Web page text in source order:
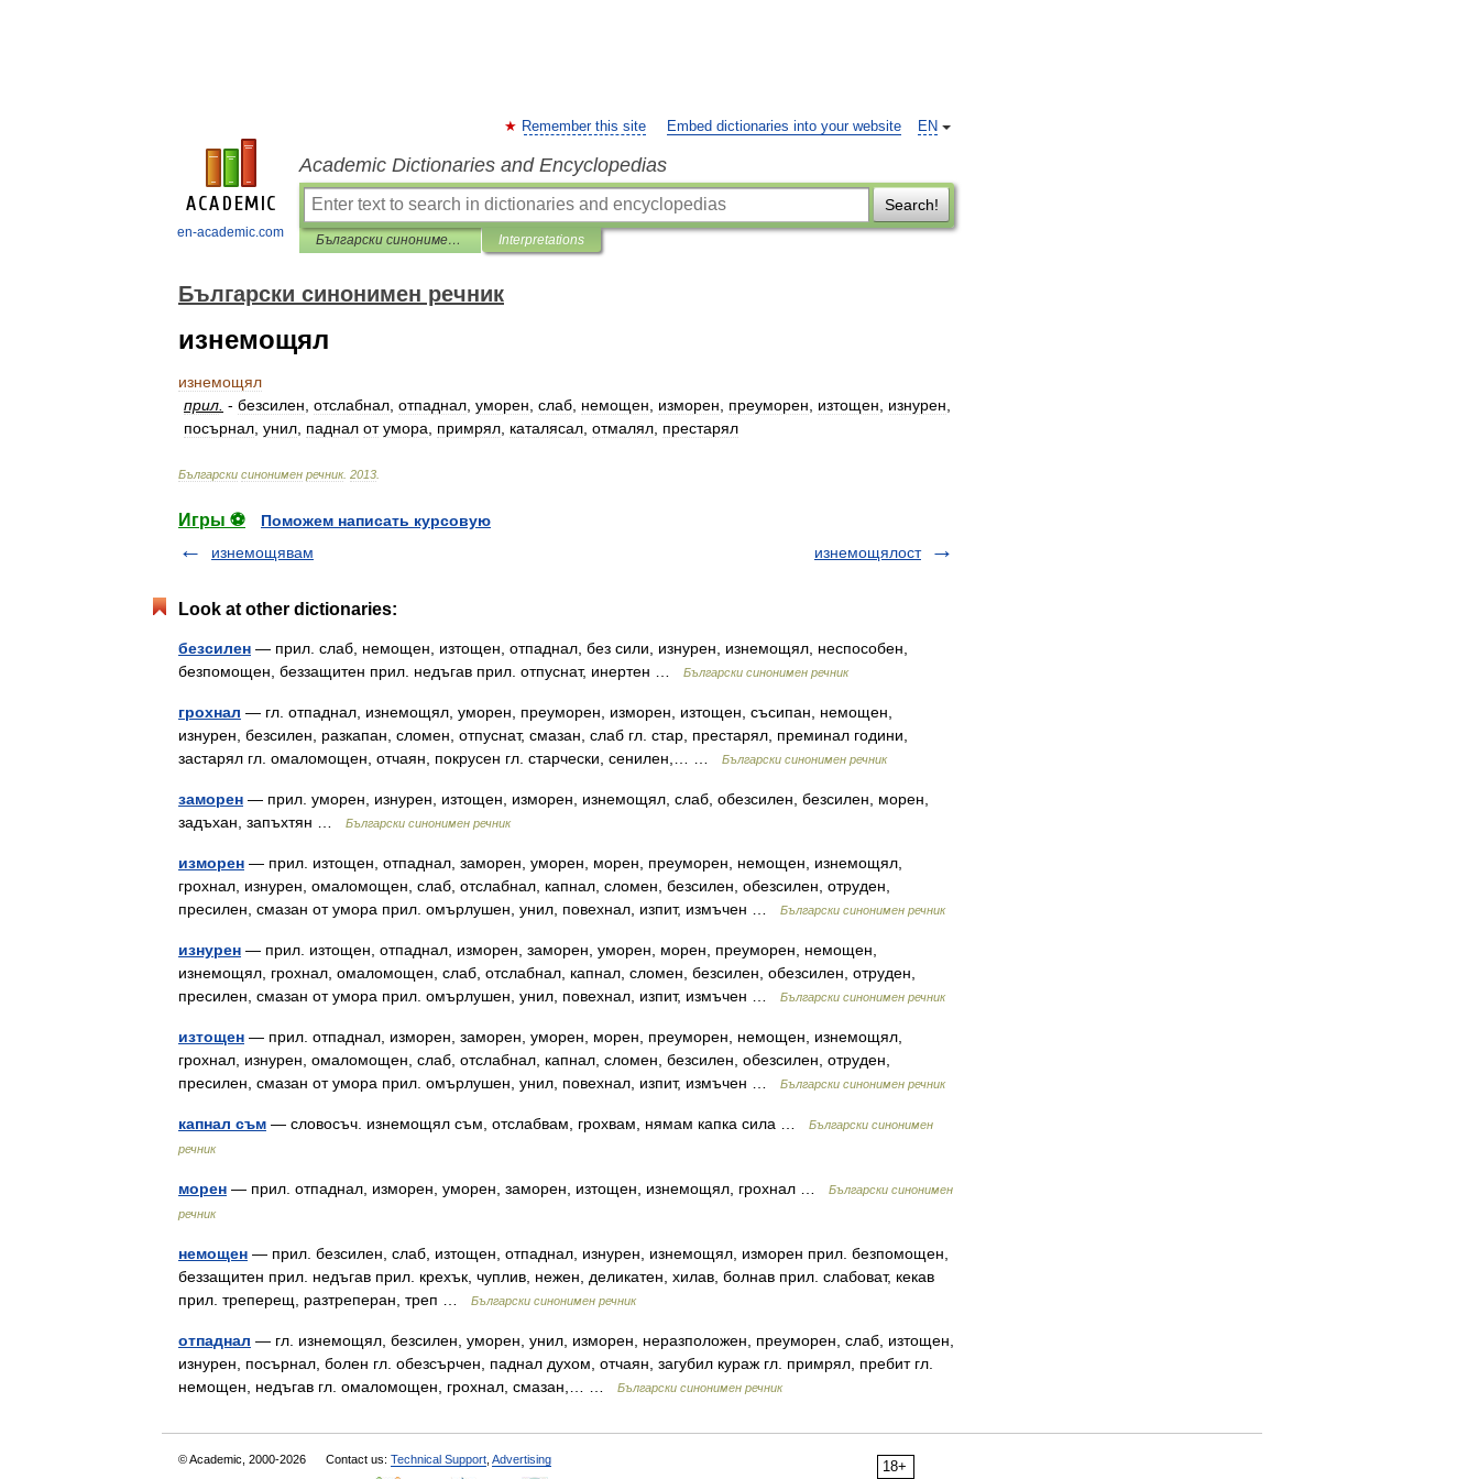
en-academic.com
EN
Remember this site Embed dictionaries into your website
Academic Dictionaries and Encyclopedias
Search!
Български синонимен речник Interpretations
Български синонимен речник
изнемощял
изнемощял
прил - безсилен отслабнал отпаднал уморен слаб немощен изморен преуморен изтощен изнурен
посърнал унил паднал от умора примрял каталясал отмалял престарял
Български синонимен речник. 2013
Игры ⚽
Поможем написать курсовую
изнемощявам
изнемощялост
Look at other dictionaries:
безсилен — прил. слаб, немощен, изтощен, отпаднал, без сили, изнурен, изнемощял, неспособен,
безпомощен, беззащитен прил. недъгав прил. отпуснат, инертен …
Български синонимен речник
грохнал — гл. отпаднал, изнемощял, уморен, преуморен, изморен, изтощен, съсипан, немощен,
изнурен, безсилен, разкапан, сломен, отпуснат, смазан, слаб гл. стар, престарял, преминал години,
застарял гл. омаломощен, отчаян, покрусен гл. старчески, сенилен,… …
Български синонимен речник
заморен — прил. уморен, изнурен, изтощен, изморен, изнемощял, слаб, обезсилен, безсилен, морен,
задъхан, запъхтян …
Български синонимен речник
изморен — прил. изтощен, отпаднал, заморен, уморен, морен, преуморен, немощен, изнемощял,
грохнал, изнурен, омаломощен, слаб, отслабнал, капнал, сломен, безсилен, обезсилен, отруден,
пресилен, смазан от умора прил. омърлушен, унил, повехнал, изпит, измъчен …
Български синонимен речник
изнурен — прил. изтощен, отпаднал, изморен, заморен, уморен, морен, преуморен, немощен,
изнемощял, грохнал, омаломощен, слаб, отслабнал, капнал, сломен, безсилен, обезсилен, отруден,
пресилен, смазан от умора прил. омърлушен, унил, повехнал, изпит, измъчен …
Български синонимен речник
изтощен — прил. отпаднал, изморен, заморен, уморен, морен, преуморен, немощен, изнемощял,
грохнал, изнурен, омаломощен, слаб, отслабнал, капнал, сломен, безсилен, обезсилен, отруден,
пресилен, смазан от умора прил. омърлушен, унил, повехнал, изпит, измъчен …
Български синонимен речник
капнал съм — словосъч. изнемощял съм, отслабвам, грохвам, нямам капка сила …
Български синонимен
речник
морен — прил. отпаднал, изморен, уморен, заморен, изтощен, изнемощял, грохнал …
Български синонимен
речник
немощен — прил. безсилен, слаб, изтощен, отпаднал, изнурен, изнемощял, изморен прил. безпомощен,
беззащитен прил. недъгав прил. крехък, чуплив, нежен, деликатен, хилав, болнав прил. слабоват, кекав
прил. треперещ, разтреперан, треп …
Български синонимен речник
отпаднал — гл. изнемощял, безсилен, уморен, унил, изморен, неразположен, преуморен, слаб, изтощен,
изнурен, посърнал, болен гл. обезсърчен, паднал духом, отчаян, загубил кураж гл. примрял, пребит гл.
немощен, недъгав гл. омаломощен, грохнал, смазан,… …
Български синонимен речник
18+
© Academic, 2000-2026 Contact us: Technical Support Advertising